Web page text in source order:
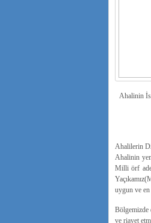
Ahalinin
Ahalilerin
Ahalinin
Milli örf
uygun ve
Bölgemizde
ve riayet